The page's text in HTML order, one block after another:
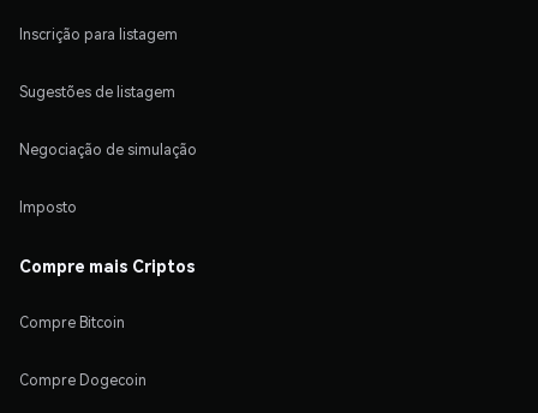
Inscrição para listagem
Sugestões de listagem
Negociação de simulação
Imposto
Compre mais Criptos
Compre Bitcoin
Compre Dogecoin